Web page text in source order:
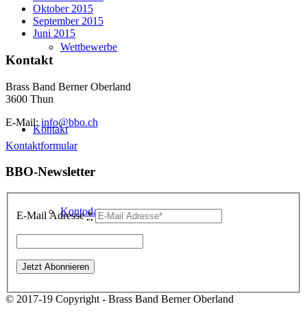
Wettbewerbe
Kontakt
Kontodaten
Oktober 2015
September 2015
Juni 2015
Kontakt
Brass Band Berner Oberland
3600 Thun
E-Mail: info@bbo.ch
Kontaktformular
BBO-Newsletter
E-Mail Adresse*
© 2017-19 Copyright - Brass Band Berner Oberland